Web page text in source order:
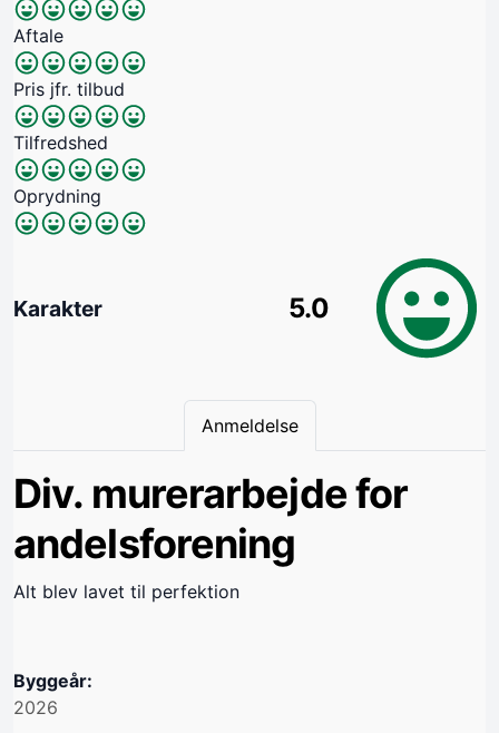
Aftale
Pris jfr. tilbud
Tilfredshed
Oprydning
Karakter 5.0
Anmeldelse
Div. murerarbejde for
andelsforening
Alt blev lavet til perfektion
Byggeår:
2026